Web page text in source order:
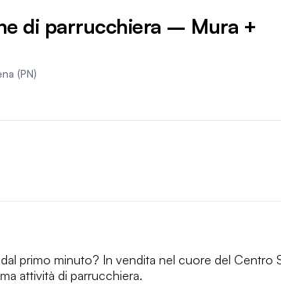
di parrucchiera – Mura +
(PN)
primo minuto? In vendita nel cuore del Centro
attività di parrucchiera.